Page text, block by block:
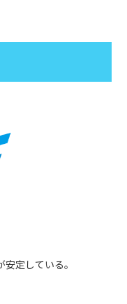
定している。